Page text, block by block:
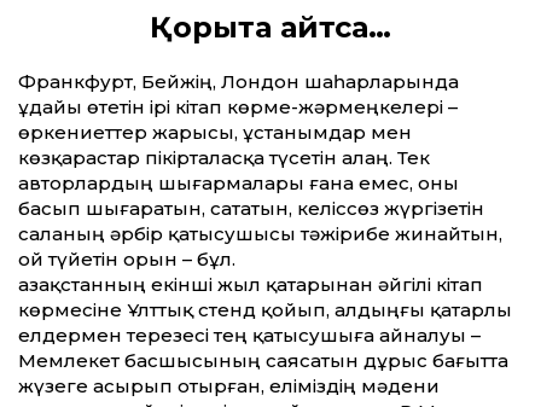
Қорыта айтсақ…
Франкфурт, Бейжің, Лондон шаһарларында
ұдайы өтетін ірі кітап көрме-жәрмеңкелері –
өркениеттер жарысы, ұстанымдар мен
көзқарастар пікірталасқа түсетін алаң. Тек
авторлардың шығармалары ғана емес, оны
басып шығаратын, сататын, келіссөз жүргізетін
саланың әрбір қатысушысы тәжірибе жинайтын,
ой түйетін орын – бұл.
Қазақстанның екінші жыл қатарынан әйгілі кітап
көрмесіне Ұлттық стенд қойып, алдыңғы қатарлы
елдермен терезесі тең қатысушыға айналуы –
Мемлекет басшысының саясатын дұрыс бағытта
жүзеге асырып отырған, еліміздің мәдени